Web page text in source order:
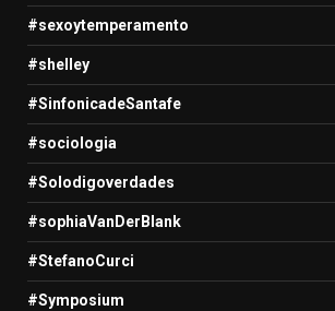
#sexoytemperamento
#shelley
#SinfonicadeSantafe
#sociologia
#Solodigoverdades
#sophiaVanDerBlank
#StefanoCurci
#Symposium